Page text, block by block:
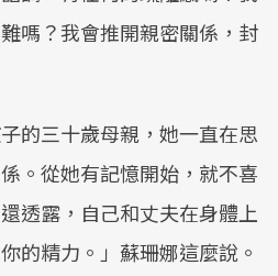
嗎？我會推開親密關係，封
的三十歲母親，她一直在思
。從她有記憶開始，就不喜
透露，自己和丈夫在身體上
的精力。」蘇珊娜這麼說。